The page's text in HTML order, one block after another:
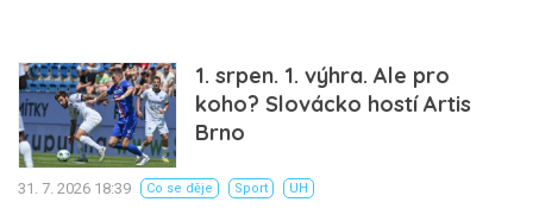
1. srpen. 1. výhra. Ale pro
koho? Slovácko hostí Artis
Brno
31. 7. 2026 18:39 Co se děje Sport UH